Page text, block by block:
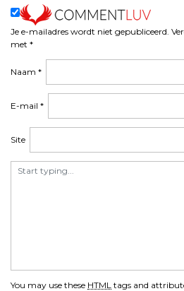
Je e-mailadres wordt niet gepubliceerd.
met *
You may use these HTML tags and
Naam *
E-mail *
Site